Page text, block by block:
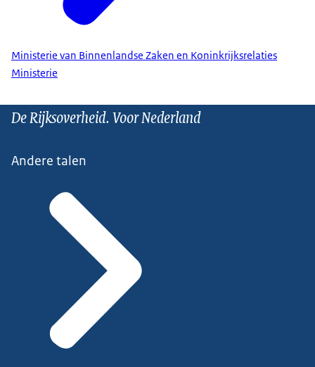
Ministerie van Binnenlandse Zaken en Koninkrijksrelaties
Ministerie
De Rijksoverheid. Voor Nederland
Andere talen